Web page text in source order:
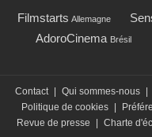
Filmstarts Allemagne
AdoroCinema Brésil
Contact Qui sommes-nous
Politique de cookies
Revue de presse
Charte